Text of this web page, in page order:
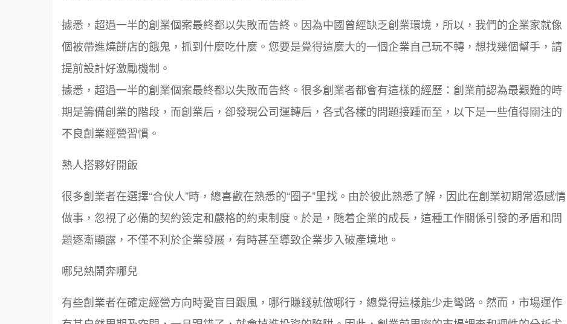
據悉，超過一半的創業個案最終都以失敗而告終。因為中國曾經缺乏創業環境，所以，我們的企業家就像
個被帶進燒餅店的餓鬼，抓到什麼吃什麼。您要是覺得這麼大的一個企業自己玩不轉，想找幾個幫手，請
提前設計好激勵機制。
據悉，超過一半的創業個案最終都以失敗而告終。很多創業者都會有這樣的經歷：創業前認為最艱難的時
期是籌備創業的階段，而創業后，卻發現公司運轉后，各式各樣的問題接踵而至，以下是一些值得關注的
不良創業經營習慣。
熟人搭夥好開飯
很多創業者在選擇“合伙人”時，總喜歡在熟悉的“圈子”里找。由於彼此熟悉了解，因此在創業初期常憑感情
做事，忽視了必備的契約簽定和嚴格的約束制度。於是，隨着企業的成長，這種工作關係引發的矛盾和問
題逐漸顯露，不僅不利於企業發展，有時甚至導致企業步入破產境地。
哪兒熱鬧奔哪兒
有些創業者在確定經營方向時愛盲目跟風，哪行賺錢就做哪行，總覺得這樣能少走彎路。然而，市場運作